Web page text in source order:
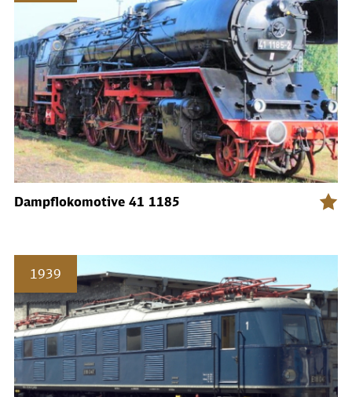
Dampflokomotive 41 1185
1939